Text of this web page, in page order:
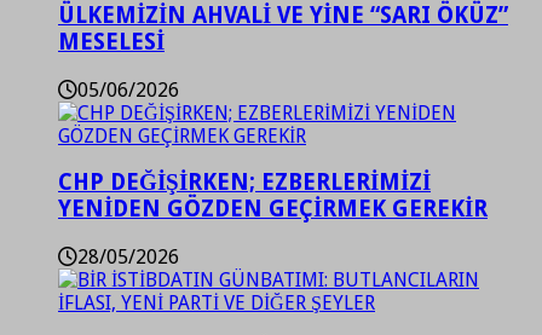
ÜLKEMİZİN AHVALİ VE YİNE “SARI ÖKÜZ”
MESELESİ
05/06/2026
CHP DEĞİŞİRKEN; EZBERLERİMİZİ
YENİDEN GÖZDEN GEÇİRMEK GEREKİR
28/05/2026